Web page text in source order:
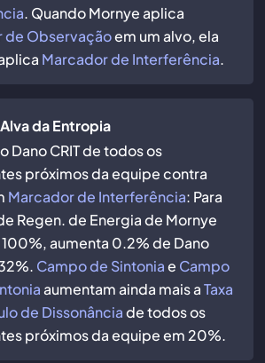
. Quando Mornye aplica
de Observaçãoem um alvo, ela
Marcador de Interferência.
da Entropia
Dano CRIT de todos os
próximos da equipe contra
Marcador de Interferência: Para
Regen. de Energia de Mornye
aumenta 0.2% de Dano
Campo de Sintoniae Campo
aumentam ainda mais aTaxa
de Dissonânciade todos os
próximos da equipe em 20%.